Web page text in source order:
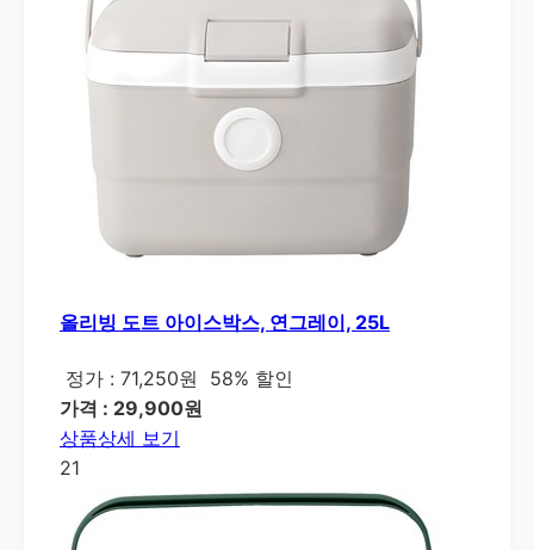
올리빙 도트 아이스박스, 연그레이, 25L
정가 : 71,250원
58% 할인
가격 : 29,900원
상품상세 보기
21